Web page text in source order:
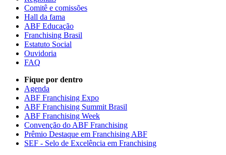
Comitê e comissões
Hall da fama
ABF Educação
Franchising Brasil
Estatuto Social
Ouvidoria
FAQ
Fique por dentro
Agenda
ABF Franchising Expo
ABF Franchising Summit Brasil
ABF Franchising Week
Convenção do ABF Franchising
Prêmio Destaque em Franchising ABF
SEF - Selo de Excelência em Franchising